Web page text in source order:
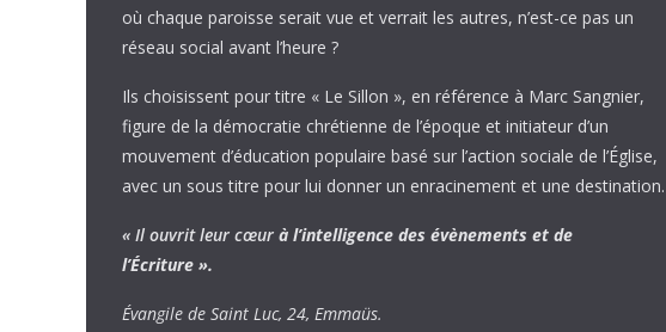
où chaque paroisse serait vue et verrait les autres, n’est-ce pas un
réseau social avant l’heure ?
Ils choisissent pour titre « Le Sillon », en référence à Marc Sangnier,
figure de la démocratie chrétienne de l’époque et initiateur d’un
mouvement d’éducation populaire basé sur l’action sociale de l’Église,
avec un sous titre pour lui donner un enracinement et une destination.
« Il ouvrit leur cœur à l’intelligence des évènements et de
l’Écriture ».
Évangile de Saint Luc, 24, Emmaüs.